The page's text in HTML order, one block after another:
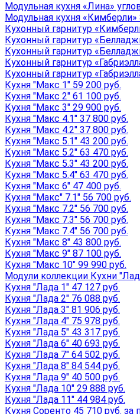
Модульная кухня «Лина»
Модульная кухня «Кимберли»
Кухонный гарнитур
Кухонный гарнитур
Кухонный гарнитур
Кухонный гарнитур
Кухонный гарнитур
Кухня "Макс 1" 59 200 руб.
Кухня "Макс 2" 61 100 руб.
Кухня "Макс 3" 29 900 руб.
Кухня "Макс 4.1" 37 800 руб.
Кухня "Макс 4.2" 37 800 руб.
Кухня "Макс 5.1" 43 200 руб.
Кухня "Макс 5.2" 63 470 руб.
Кухня "Макс 5.3" 43 200 руб.
Кухня "Макс 5.4" 63 470 руб.
Кухня "Макс 6" 47 400 руб.
Кухня "Макс" 7.1" 56 700 руб.
Кухня "Макс 7.2" 56 700 руб.
Кухня "Макс 7.3" 56 700 руб.
Кухня "Макс 7.4" 56 700 руб.
Кухня "Макс 8" 43 800 руб.
Кухня "Макс 9" 87 100 руб.
Кухня "Макс 10" 99 990 руб.
Модули коллекции Кухни
Кухня "Лада 1" 47 127 руб.
Кухня "Лада 2" 76 088 руб.
Кухня "Лада 3" 81 906 руб.
Кухня "Лада 4" 75 978 руб.
Кухня "Лада 5" 43 317 руб.
Кухня "Лада 6" 40 693 руб.
Кухня "Лада 7" 64 502 руб.
Кухня "Лада 8" 84 544 руб.
Кухня "Лада 9" 40 500 руб.
Кухня "Лада 10" 29 888 руб.
Кухня "Лада 11" 44 984 руб.
Кухня Соренто 45 710 руб. за